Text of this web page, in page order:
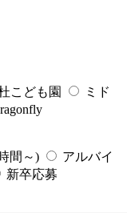
こども園
ミド
間～)
アルバイ
新卒応募